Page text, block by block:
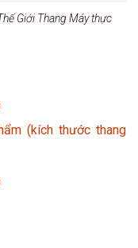
Giới Thang Máy thực
(kích thước thang